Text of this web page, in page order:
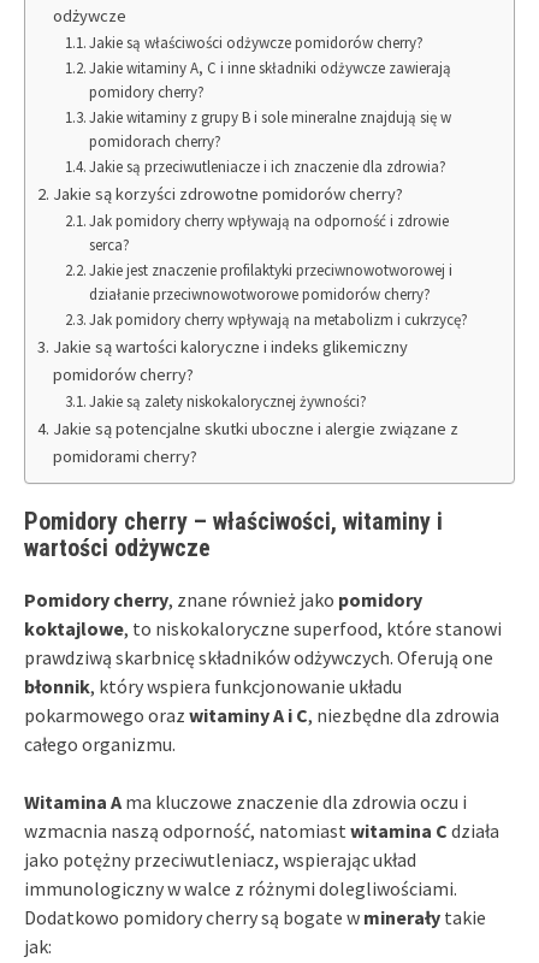
odżywcze
Jakie są właściwości odżywcze pomidorów cherry?
Jakie witaminy A, C i inne składniki odżywcze zawierają
pomidory cherry?
Jakie witaminy z grupy B i sole mineralne znajdują się w
pomidorach cherry?
Jakie są przeciwutleniacze i ich znaczenie dla zdrowia?
Jakie są korzyści zdrowotne pomidorów cherry?
Jak pomidory cherry wpływają na odporność i zdrowie
serca?
Jakie jest znaczenie profilaktyki przeciwnowotworowej i
działanie przeciwnowotworowe pomidorów cherry?
Jak pomidory cherry wpływają na metabolizm i cukrzycę?
Jakie są wartości kaloryczne i indeks glikemiczny
pomidorów cherry?
Jakie są zalety niskokalorycznej żywności?
Jakie są potencjalne skutki uboczne i alergie związane z
pomidorami cherry?
Pomidory cherry – właściwości, witaminy i
wartości odżywcze
Pomidory cherry, znane również jako pomidory
koktajlowe, to niskokaloryczne superfood, które stanowi
prawdziwą skarbnicę składników odżywczych. Oferują one
błonnik, który wspiera funkcjonowanie układu
pokarmowego oraz witaminy A i C, niezbędne dla zdrowia
całego organizmu.
Witamina A ma kluczowe znaczenie dla zdrowia oczu i
wzmacnia naszą odporność, natomiast witamina C działa
jako potężny przeciwutleniacz, wspierając układ
immunologiczny w walce z różnymi dolegliwościami.
Dodatkowo pomidory cherry są bogate w minerały takie
jak: